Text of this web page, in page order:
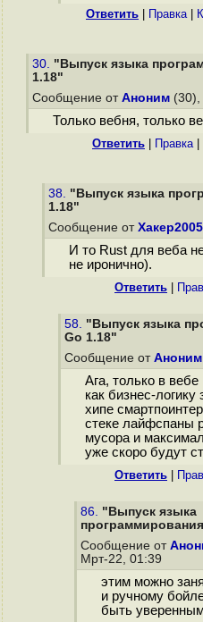
Ответить Правка|
30. "Выпуск языка
1.18"
Сообщение от Аноним
Только вебня, только
Ответить Правка|
38. "Выпуск языка
1.18"
Сообщение от Хакер2005
И то Rust для веба
не иронично).
Ответить
58. "Выпуск языка
Go 1.18"
Сообщение от Аноним
Ага, только в
как бизнес-
хипе
стеке лайфспаны
мусора и
уже скоро будут
Ответить
86. "Выпуск языка
Сообщение от
Мрт-22, 01:39
этим можно
и ручному
быть